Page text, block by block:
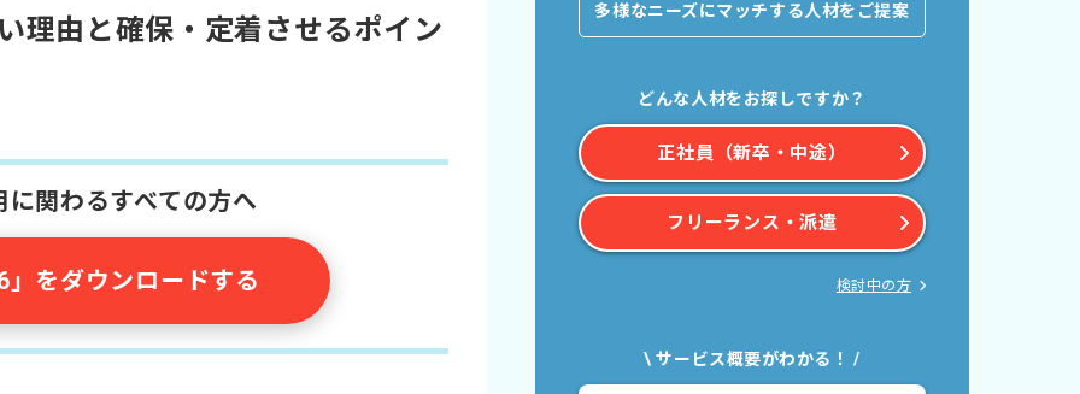
理由と確保・定着させるポイン
関わるすべての方へ
をダウンロードする
多様なニーズにマッチする人材をご提案
どんな人材をお探しですか？
正社員（新卒・中途）
フリーランス・派遣
検討中の方
\ サービス概要がわかる！ /